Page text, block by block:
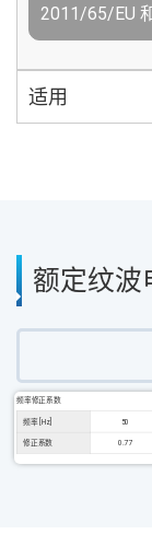
2011/65/EU
适用
额定纹波
频率修正系数
频率 [Hz] 50
修正系数 0.77